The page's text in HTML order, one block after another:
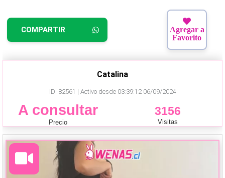
COMPARTIR
Agregar a
Favorito
Catalina
ID: 82561 | Activo desde 03:39:12 06/09/2024
A consultar
Precio
3156
Visitas